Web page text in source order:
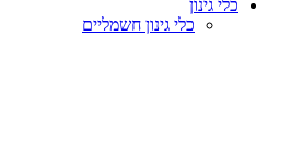
כלי גינון
כלי גינון חשמליים